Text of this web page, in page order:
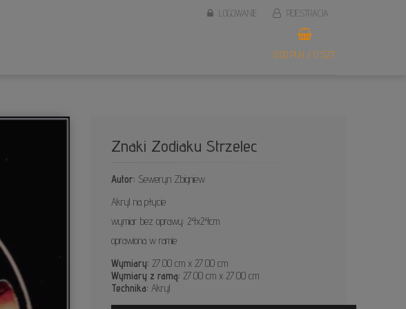
LOGOWANIE REJESTRACJA
0,00 PLN / 0 SZT.
Znaki Zodiaku Strzelec
Autor: Seweryn Zbigniew
Akryl na płycie
wymiar bez oprawy: 24x24cm
oprawiona w ramie
Wymiary: 27.00 cm x 27.00 cm
Wymiary z ramą: 27.00 cm x 27.00 cm
Technika: Akryl